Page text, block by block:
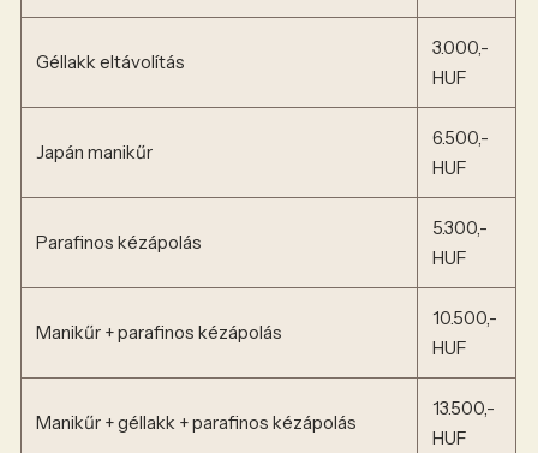
Géllakk eltávolítás
3.000,-
HUF
Japán manikűr
6.500,-
HUF
Parafinos kézápolás
5.300,-
HUF
Manikűr + parafinos kézápolás
10.500,-
HUF
Manikűr + géllakk + parafinos kézápolás
13.500,-
HUF